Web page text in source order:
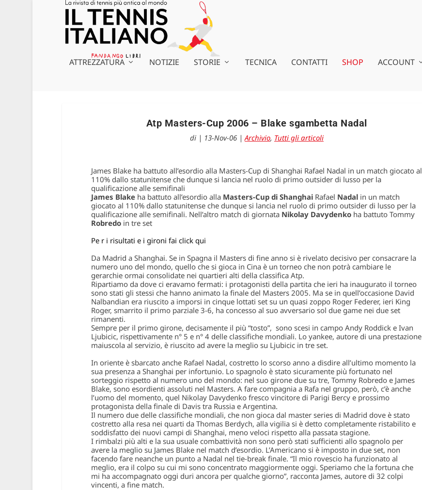
ATTREZZATURA NOTIZIE STORIE TECNICA CONTATTI SHOP ACCOUNT
Atp Masters-Cup 2006 – Blake sgambetta Nadal
di | 13-Nov-06|Archivio, Tutti gli articoli
James Blake ha battuto all’esordio alla Masters-Cup di Shanghai Rafael Nadal in un match giocato al
110% dallo statunitense che dunque si lancia nel ruolo di primo outsider di lusso per la
qualificazione alle semifinali
James Blake ha battuto all’esordio alla Masters-Cup di Shanghai Rafael Nadal in un match
giocato al 110% dallo statunitense che dunque si lancia nel ruolo di primo outsider di lusso per la
qualificazione alle semifinali. Nell’altro match di giornata Nikolay Davydenkoha battuto Tommy
Robredo in tre set
Pe r i risultati e i gironi fai click qui
Da Madrid a Shanghai. Se in Spagna il Masters di fine anno si è rivelato decisivo per consacrare la
numero uno del mondo, quello che si gioca in Cina è un torneo che non potrà cambiare le
gerarchie ormai consolidate nei quartieri alti della classifica Atp.
Ripartiamo da dove ci eravamo fermati: i protagonisti della partita che ieri ha inaugurato il torneo
sono stati gli stessi che hanno animato la finale del Masters 2005. Ma se in quell’occasione David
Nalbandian era riuscito a imporsi in cinque lottati set su un quasi zoppo Roger Federer, ieri King
Roger, smarrito il primo parziale 3-6, ha concesso al suo avversario sol due game nei due set
rimanenti.
Sempre per il primo girone, decisamente il più “tosto”, sono scesi in campoAndy Roddick e Ivan
Ljubicic, rispettivamente n° 5 e n° 4 delle classifiche mondiali. Lo yankee, autore di una prestazione
maiuscola al servizio, è riuscito ad avere la meglio su Ljubicic in tre set.
In oriente è sbarcato anche Rafael Nadal, costretto lo scorso anno a disdire all’ultimo momento la
sua presenza a Shanghai per infortunio. Lo spagnolo è stato sicuramente più fortunato nel
sorteggio rispetto al numero uno del mondo: nel suo girone due su tre, Tommy Robredo e James
Blake, sono esordienti assoluti nel Masters. A fare compagnia a Rafa nel gruppo, però, c’è anche
l’uomo del momento, quel Nikolay Davydenko fresco vincitore di Parigi Bercy e prossimo
protagonista della finale di Davis tra Russia e Argentina.
Il numero due delle classifiche mondiali, che non gioca dal master series di Madrid dove è stato
costretto alla resa nei quarti da Thomas Berdych, alla vigilia si è detto completamente ristabilito e
soddisfatto dei nuovi campi di Shanghai, meno veloci rispetto alla passata stagione.
I rimbalzi più alti e la sua usuale combattività non sono però stati sufficienti allo spagnolo per
avere la meglio su James Blake nel match d’esordio. L’Americano si è imposto in due set, non
facendo fare neanche un punto a Nadal nel tie-break finale. “Il mio rovescio ha funzionato al
meglio, era il colpo su cui mi sono concentrato maggiormente oggi. Speriamo che la fortuna che
mi ha accompagnato oggi duri ancora per qualche giorno”, racconta James, autore di 32 colpi
vincenti, a fine match.